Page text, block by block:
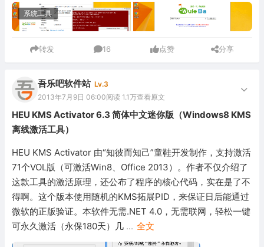
系统工具
转发 16 点赞 分享
吾乐吧软件站 Lv.3
2013年7月9日 06:00阅读 1.1万查看原文
HEU KMS Activator 6.3 简体中文迷你版（Windows8 KMS
离线激活工具）
HEU KMS Activator 由“知彼而知己”童鞋开发制作，支持激活
71个VOL版（可激活Win8、Office 2013）。作者不仅介绍了
这款工具的激活原理，还公布了程序的核心代码，实在是了不
得啊。这个版本使用随机的KMS拓展PID，来保证日后能通过
微软的正版验证。本软件无需.NET 4.0，无需联网，轻松一键
可永久激活（永保180天）几 ... 全文